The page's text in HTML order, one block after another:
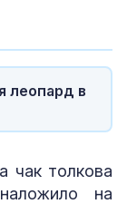
леопард в
чак толкова
на